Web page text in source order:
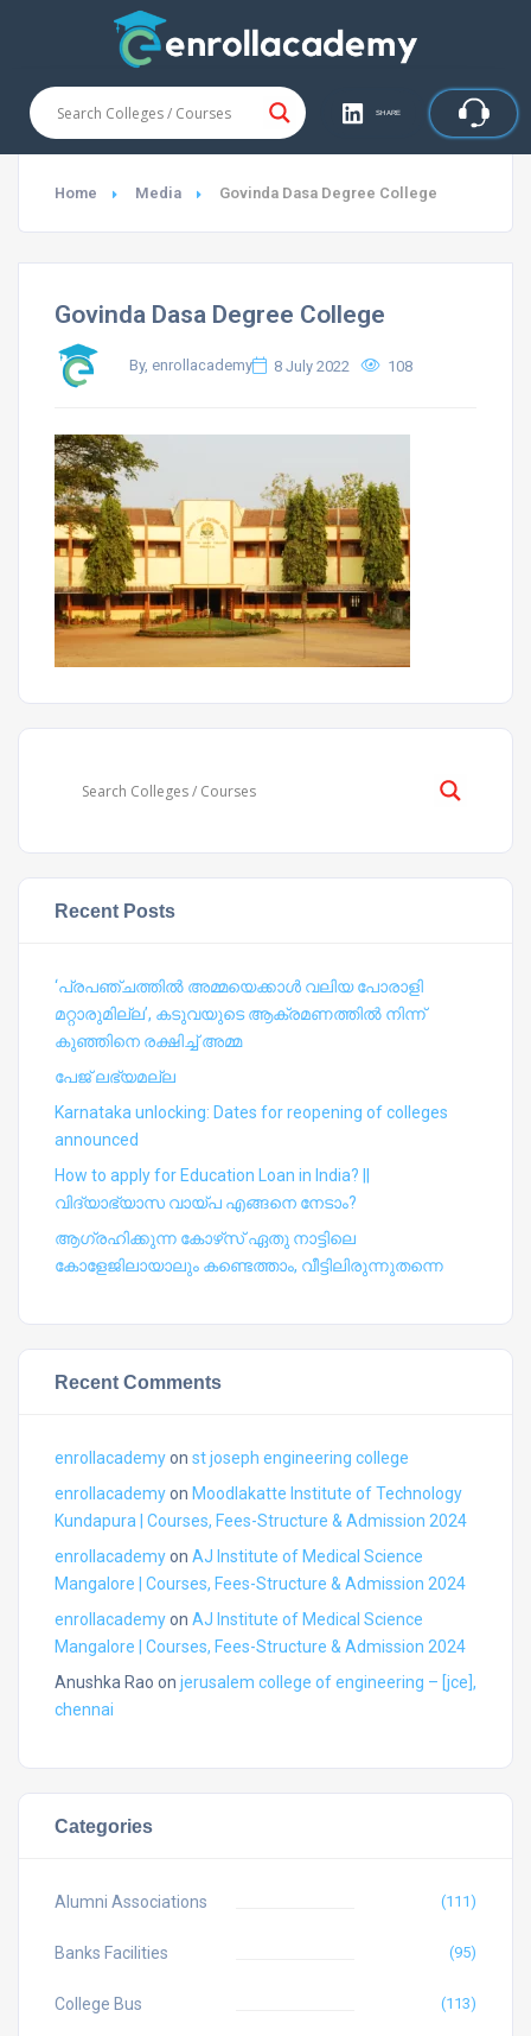
SHARE
Home Media Govinda Dasa Degree College
Govinda Dasa Degree College
By, enrollacademy 8 July 2022 108
Recent Posts
‘പ്രപഞ്ചത്തില്‍ അമ്മയെക്കാള്‍ വലിയ പോരാളി
മറ്റാരുമില്ല’, കടുവയുടെ ആക്രമണത്തില്‍ നിന്ന്
കുഞ്ഞിനെ രക്ഷിച്ച് അമ്മ
പേജ് ലഭ്യമല്ല
Karnataka unlocking: Dates for reopening of colleges
announced
How to apply for Education Loan in India? ||
വിദ്യാഭ്യാസ വായ്പ എങ്ങനെ നേടാം?
ആഗ്രഹിക്കുന്ന കോഴ്‍സ് ഏതു നാട്ടിലെ
കോളേജിലായാലും കണ്ടെത്താം, വീട്ടിലിരുന്നുതന്നെ
Recent Comments
enrollacademyon st joseph engineering college
enrollacademyon Moodlakatte Institute of Technology
Kundapura | Courses, Fees-Structure & Admission 2024
enrollacademyon AJ Institute of Medical Science
Mangalore | Courses, Fees-Structure & Admission 2024
enrollacademyon AJ Institute of Medical Science
Mangalore | Courses, Fees-Structure & Admission 2024
Anushka Rao on jerusalem college of engineering – [jce],
chennai
Categories
Alumni Associations (111)
Banks Facilities (95)
College Bus (113)